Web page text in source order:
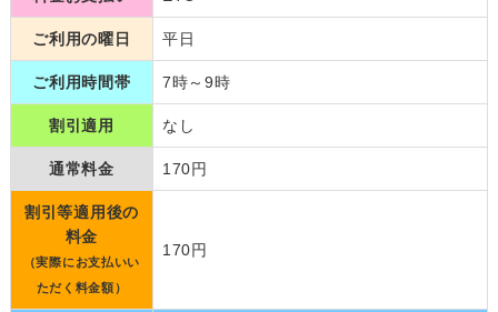
ご利用の曜日 平日
ご利用時間帯 7時～9時
割引適用 なし
通常料金 170円
割引等適用後の
料金
（実際にお支払いい
ただく料金額）
170円